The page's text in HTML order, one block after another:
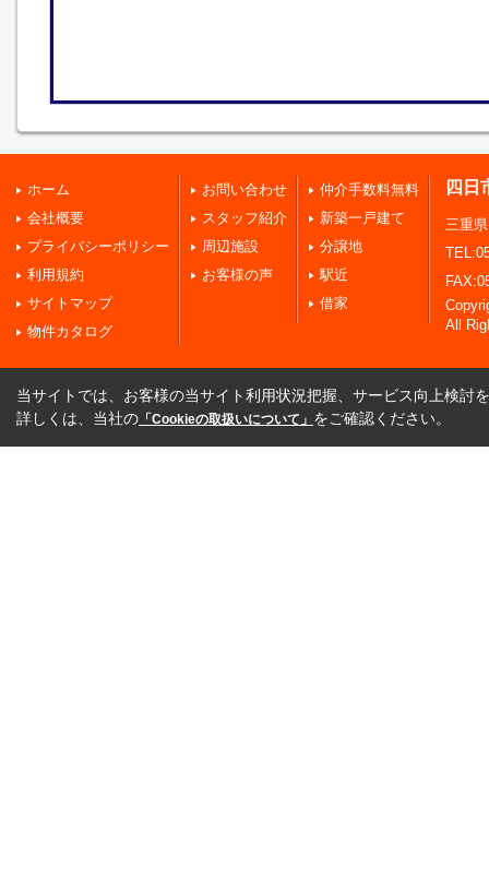
ホーム
会社概要
プライバシーポリシー
利用規約
サイトマップ
物件カタログ
お問い合わせ
スタッフ紹介
周辺施設
お客様の声
仲介手数料無料
新築一戸建て
分譲地
駅近
借家
四日
三重
All
当サイトでは、お客様の当サイト利用状況把握、サービス向上検討
詳しくは、当社の 「Cookieの取扱いについて」 をご確認ください。